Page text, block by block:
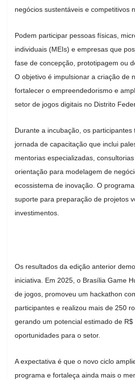
negócios sustentáveis e competitivos
Podem participar pessoas físicas,
individuais (MEIs) e empresas que
fase de concepção, prototipagem ou
O objetivo é impulsionar a criação de
fortalecer o empreendedorismo e
setor de jogos digitais no Distrito
Durante a incubação, os participantes
jornada de capacitação que inclui
mentorias especializadas, consultorias
orientação para modelagem de
ecossistema de inovação. O
suporte para preparação de projetos
investimentos.
Os resultados da edição anterior
iniciativa. Em 2025, o Brasília Game
de jogos, promoveu um hackathon
participantes e realizou mais de 250
gerando um potencial estimado de R$
oportunidades para o setor.
A expectativa é que o novo ciclo
programa e fortaleça ainda mais o